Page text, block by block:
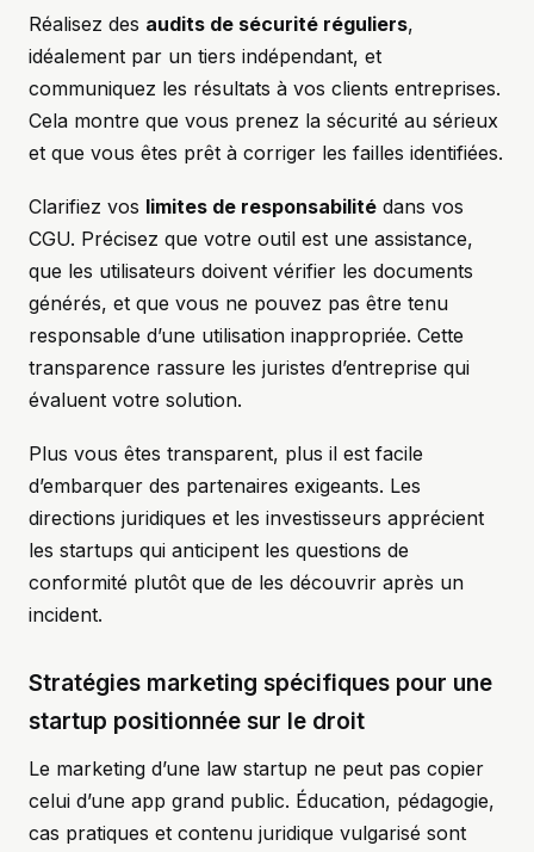
Réalisez des audits de sécurité réguliers,
idéalement par un tiers indépendant, et
communiquez les résultats à vos clients entreprises.
Cela montre que vous prenez la sécurité au sérieux
et que vous êtes prêt à corriger les failles identifiées.
Clarifiez vos limites de responsabilité dans vos
CGU. Précisez que votre outil est une assistance,
que les utilisateurs doivent vérifier les documents
générés, et que vous ne pouvez pas être tenu
responsable d’une utilisation inappropriée. Cette
transparence rassure les juristes d’entreprise qui
évaluent votre solution.
Plus vous êtes transparent, plus il est facile
d’embarquer des partenaires exigeants. Les
directions juridiques et les investisseurs apprécient
les startups qui anticipent les questions de
conformité plutôt que de les découvrir après un
incident.
Stratégies marketing spécifiques pour une
startup positionnée sur le droit
Le marketing d’une law startup ne peut pas copier
celui d’une app grand public. Éducation, pédagogie,
cas pratiques et contenu juridique vulgarisé sont